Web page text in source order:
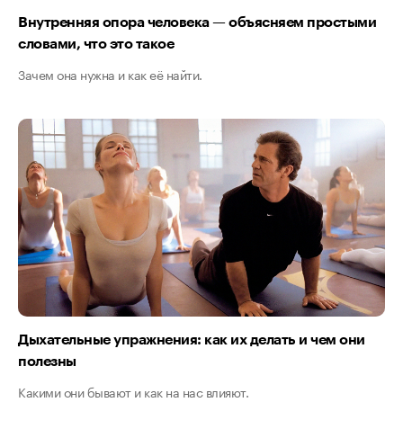
Внутренняя опора человека — объясняем простыми
словами, что это такое
Зачем она нужна и как её найти.
Дыхательные упражнения: как их делать и чем они
полезны
Какими они бывают и как на нас влияют.